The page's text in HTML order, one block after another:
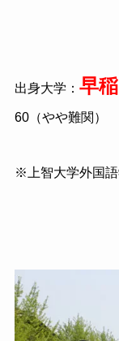
出身大学： 早
60（やや難関）
※上智大学外国